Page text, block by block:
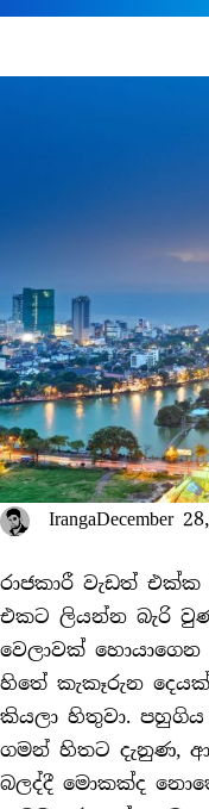
IrangaDecember
රාජකාරී වැඩත්
එකට ලියන්න බැරි
වෙලාවක්
හිතේ කැකෑරුන
කියලා හිතුවා.
ගමන් හිතට දැනුණ,
බලද්දී මොකක්ද